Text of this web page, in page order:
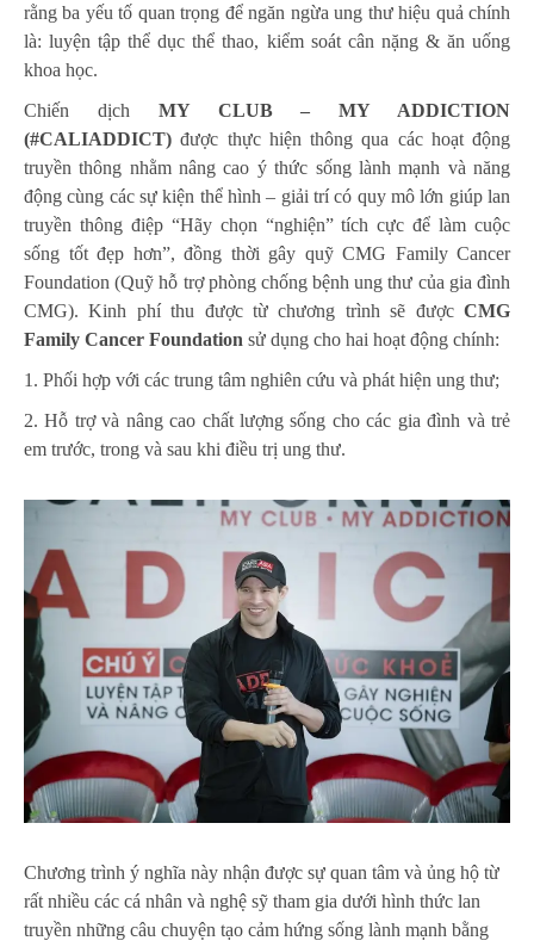
rằng ba yếu tố quan trọng để ngăn ngừa ung thư hiệu quả chính
là: luyện tập thể dục thể thao, kiểm soát cân nặng & ăn uống
khoa học.
Chiến dịch MY CLUB – MY ADDICTION
(#CALIADDICT) được thực hiện thông qua các hoạt động
truyền thông nhằm nâng cao ý thức sống lành mạnh và năng
động cùng các sự kiện thể hình – giải trí có quy mô lớn giúp lan
truyền thông điệp “Hãy chọn “nghiện” tích cực để làm cuộc
sống tốt đẹp hơn”, đồng thời gây quỹ CMG Family Cancer
Foundation (Quỹ hỗ trợ phòng chống bệnh ung thư của gia đình
CMG). Kinh phí thu được từ chương trình sẽ được CMG
Family Cancer Foundation sử dụng cho hai hoạt động chính:
1. Phối hợp với các trung tâm nghiên cứu và phát hiện ung thư;
2. Hỗ trợ và nâng cao chất lượng sống cho các gia đình và trẻ
em trước, trong và sau khi điều trị ung thư.
Chương trình ý nghĩa này nhận được sự quan tâm và ủng hộ từ
rất nhiều các cá nhân và nghệ sỹ tham gia dưới hình thức lan
truyền những câu chuyện tạo cảm hứng sống lành mạnh bằng